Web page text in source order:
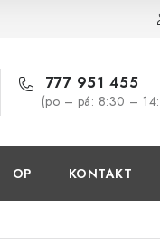
777 951 455
(po – pá: 8:30 –
OP KONTAKT